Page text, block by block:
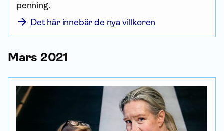
penning.
Det här innebär de nya villkoren
Mars 2021